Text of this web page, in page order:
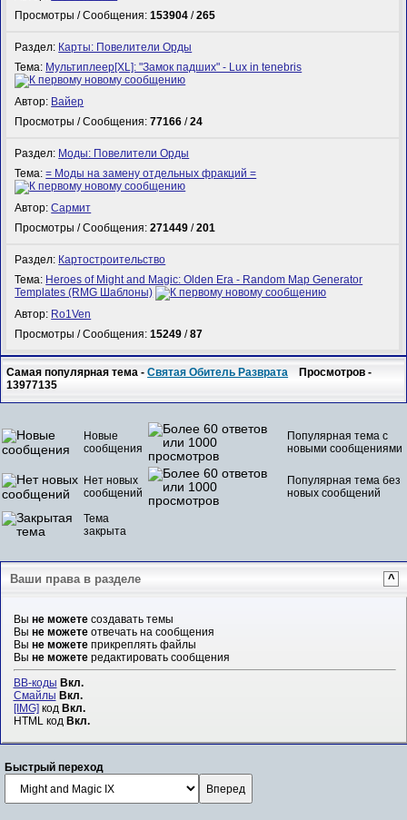
Просмотры / Сообщения:153904 /265
Раздел: Карты: Повелители Орды
Тема: Мультиплеер[XL]: "Замок падших" - Lux in tenebris
Автор: Вайер
Просмотры / Сообщения:77166 /24
Раздел: Моды: Повелители Орды
Тема:= Моды на замену отдельных фракций =
Автор:Сармит
Просмотры / Сообщения:271449 /201
Раздел: Картостроительство
Тема: Heroes of Might and Magic: Olden Era - Random Map Generator
Templates (RMG Шаблоны)
Автор: Ro1Ven
Просмотры / Сообщения:15249 /87
Самая популярная тема -Святая Обитель Разврата Просмотров -
13977135
Новые
сообщения
Популярная тема с
новыми сообщениями
Нет новых
сообщений
Популярная тема без
новых сообщений
Тема
закрыта
Ваши права в разделе ^
Вы не можетесоздавать темы
Вы не можетеотвечать на сообщения
Вы не можетеприкреплять файлы
Вы не можетередактировать сообщения
BB-коды Вкл.
Смайлы Вкл.
[IMG]код Вкл.
HTML код Вкл.
Быстрый переход